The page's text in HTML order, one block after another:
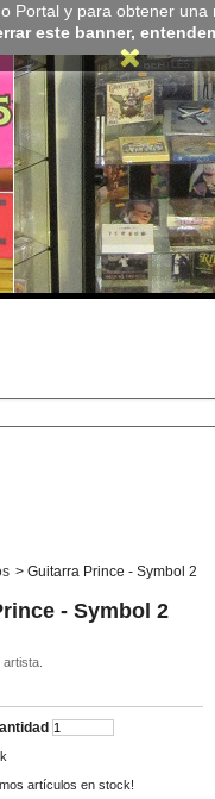
Portal y para obtener
este banner,
> Guitarra Prince - Symbol 2
- Symbol 2
artículos en stock!